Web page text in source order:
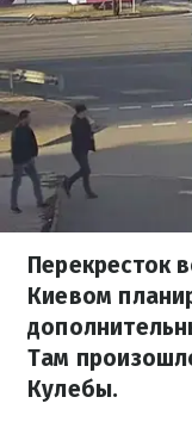
Перекресток
Киевом
Там
Кулебы.